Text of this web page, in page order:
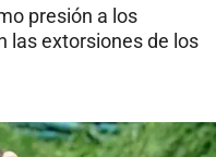
presión a los
las extorsiones de los